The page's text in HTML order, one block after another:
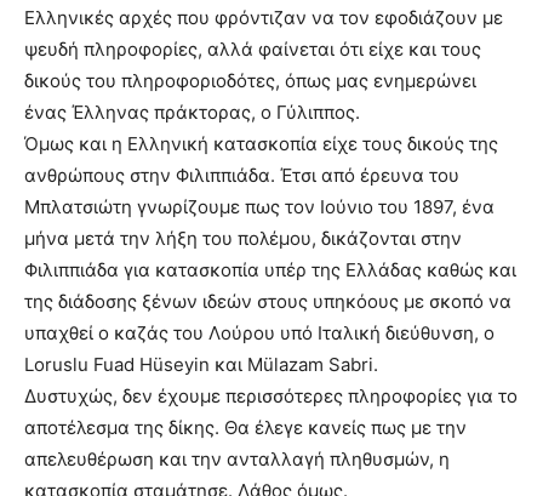
Ελληνικές αρχές που φρόντιζαν να τον εφοδιάζουν με
ψευδή πληροφορίες, αλλά φαίνεται ότι είχε και τους
δικούς του πληροφοριοδότες, όπως μας ενημερώνει
ένας Έλληνας πράκτορας, ο Γύλιππος.
Όμως και η Ελληνική κατασκοπία είχε τους δικούς της
ανθρώπους στην Φιλιππιάδα. Έτσι από έρευνα του
Μπλατσιώτη γνωρίζουμε πως τον Ιούνιο του 1897, ένα
μήνα μετά την λήξη του πολέμου, δικάζονται στην
Φιλιππιάδα για κατασκοπία υπέρ της Ελλάδας καθώς και
της διάδοσης ξένων ιδεών στους υπηκόους με σκοπό να
υπαχθεί ο καζάς του Λούρου υπό Ιταλική διεύθυνση, ο
Loruslu Fuad Hüseyin και Mülazam Sabri.
Δυστυχώς, δεν έχουμε περισσότερες πληροφορίες για το
αποτέλεσμα της δίκης. Θα έλεγε κανείς πως με την
απελευθέρωση και την ανταλλαγή πληθυσμών, η
κατασκοπία σταμάτησε. Λάθος όμως.